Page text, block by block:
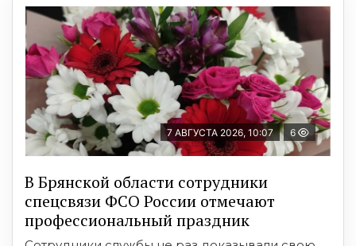
7 АВГУСТА 2026, 10:07 6
В Брянской области сотрудники
спецсвязи ФСО России отмечают
профессиональный праздник